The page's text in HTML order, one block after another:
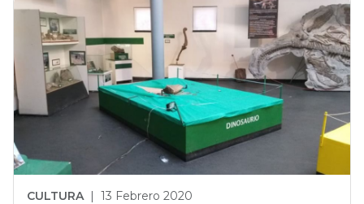
CULTURA | 13 Febrero 2020